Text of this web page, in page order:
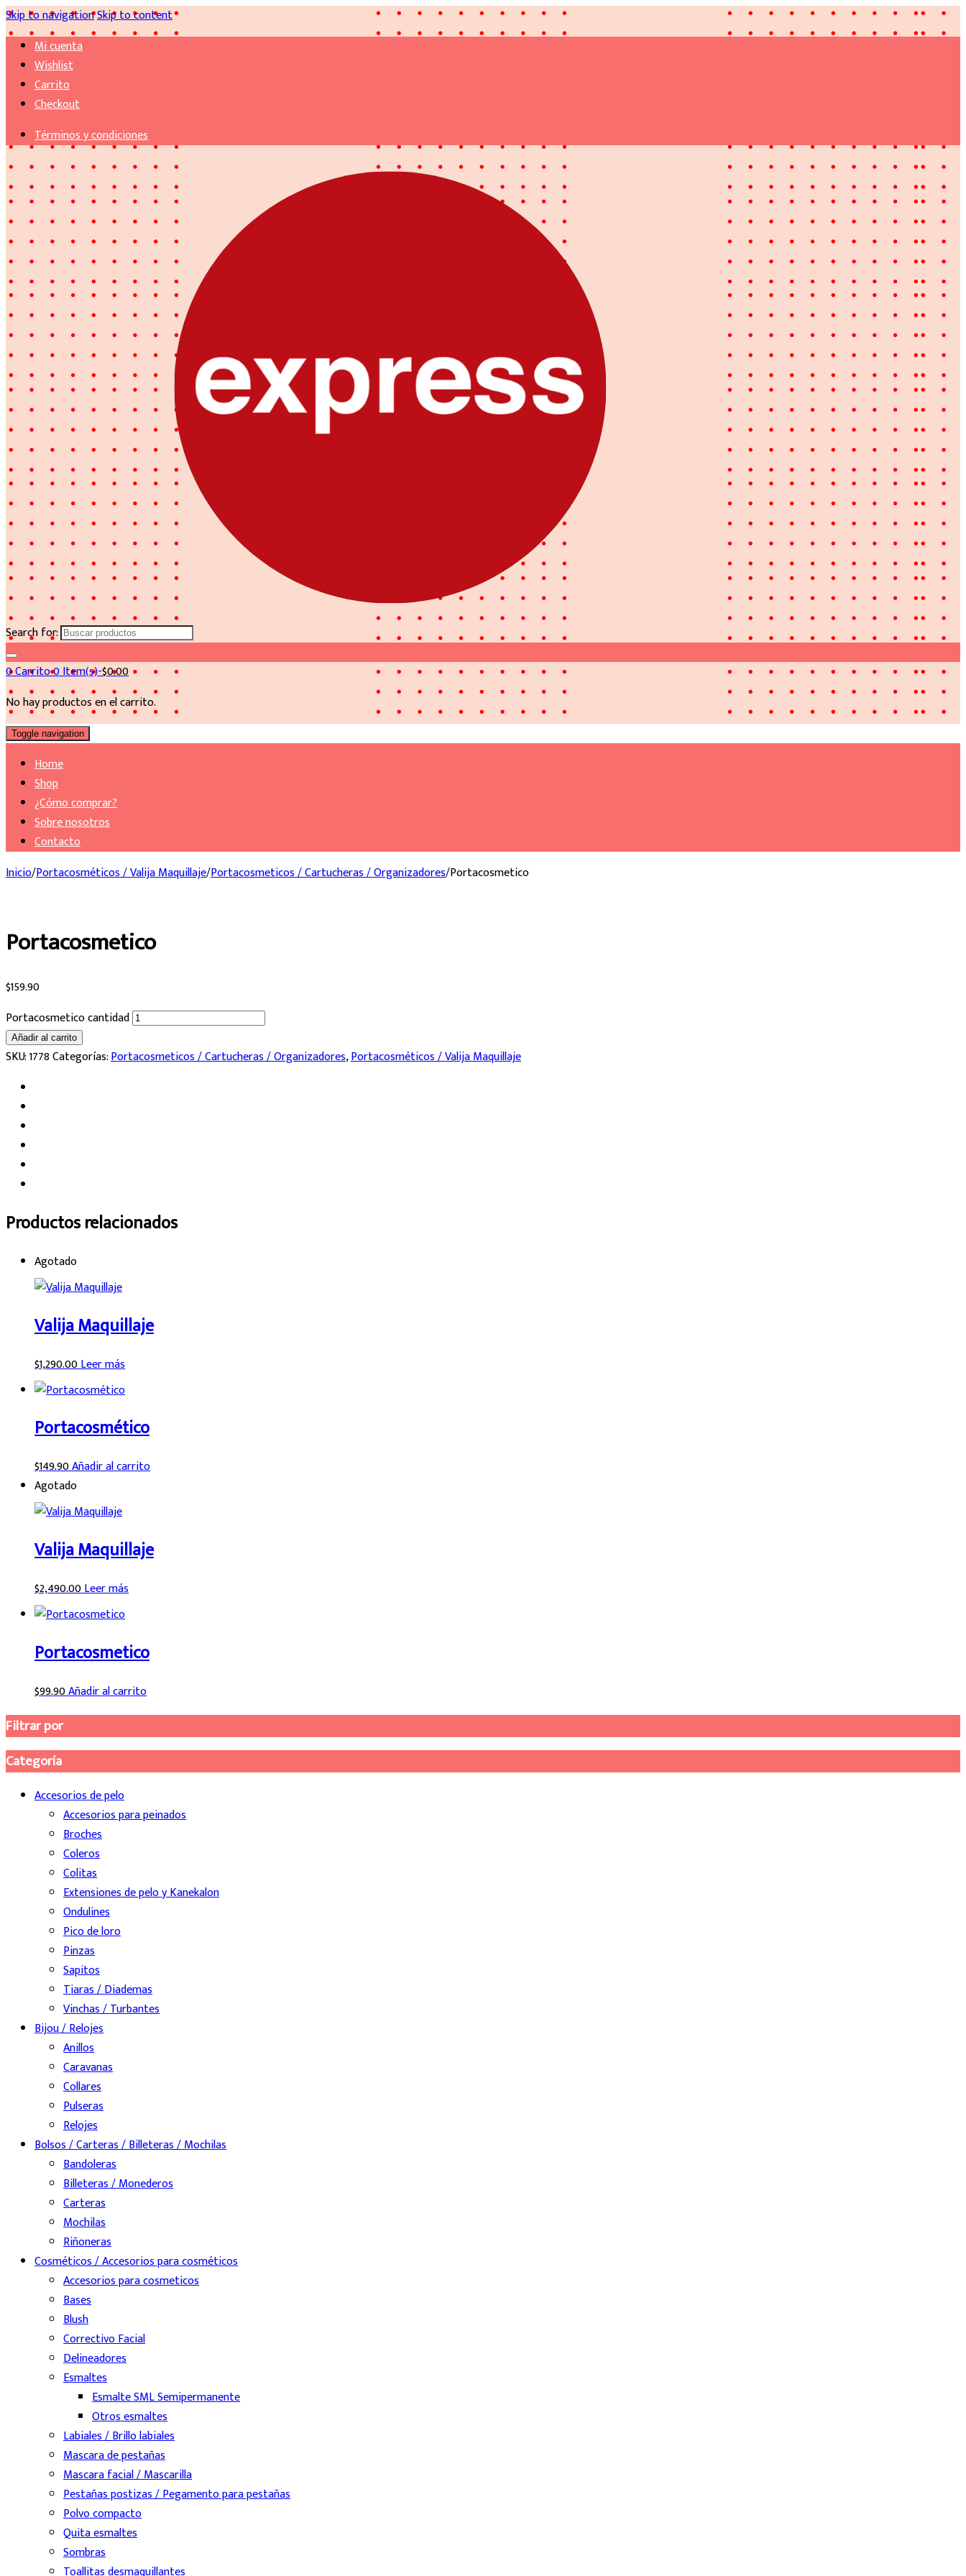
Skip to navigationSkip to content
Mi cuenta
Wishlist
Carrito
Checkout
Términos y condiciones
Search for:
0Carrito0 Item(s)-$0.00
No hay productos en el carrito.
Toggle navigation
Home
Shop
¿Cómo comprar?
Sobre nosotros
Contacto
Inicio/Portacosméticos / Valija Maquillaje/Portacosmeticos / Cartucheras / Organizadores/Portacosmetico
Portacosmetico
$159.90
Portacosmetico cantidad
Añadir al carrito
SKU:1778Categorías:Portacosmeticos / Cartucheras / Organizadores,Portacosméticos / Valija Maquillaje
Productos relacionados
Agotado
Valija Maquillaje
$1,290.00Leer más
Portacosmético
$149.90Añadir al carrito
Agotado
Valija Maquillaje
$2,490.00Leer más
Portacosmetico
$99.90Añadir al carrito
Filtrar por
Categoría
Accesorios de pelo
Accesorios para peinados
Broches
Coleros
Colitas
Extensiones de pelo y Kanekalon
Ondulines
Pico de loro
Pinzas
Sapitos
Tiaras / Diademas
Vinchas / Turbantes
Bijou / Relojes
Anillos
Caravanas
Collares
Pulseras
Relojes
Bolsos / Carteras / Billeteras / Mochilas
Bandoleras
Billeteras / Monederos
Carteras
Mochilas
Riñoneras
Cosméticos / Accesorios para cosméticos
Accesorios para cosmeticos
Bases
Blush
Correctivo Facial
Delineadores
Esmaltes
Esmalte SML Semipermanente
Otros esmaltes
Labiales / Brillo labiales
Mascara de pestañas
Mascara facial / Mascarilla
Pestañas postizas / Pegamento para pestañas
Polvo compacto
Quita esmaltes
Sombras
Toallitas desmaquillantes